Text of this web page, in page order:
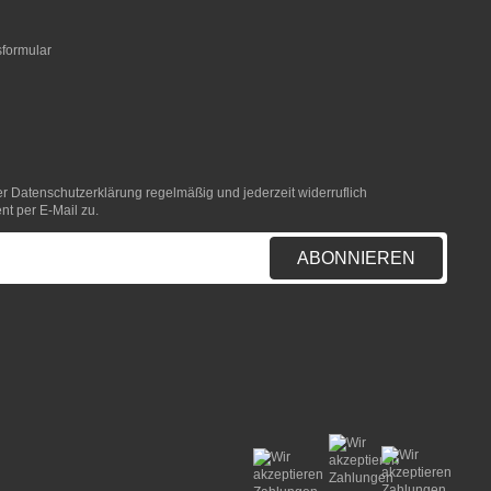
Datenschutzerklärung regelmäßig und jederzeit widerruflich
per E-Mail zu.
ABONNIEREN